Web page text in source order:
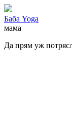
Баба Yoga
мама
Да прям уж